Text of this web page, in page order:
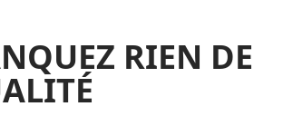
RIEN DE